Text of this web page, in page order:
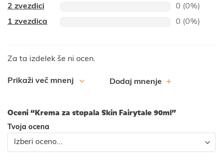
2 zvezdici
0 (0%)
1 zvezdica
0 (0%)
Za ta izdelek še ni ocen.
Prikaži več mnenj Dodaj mnenje
Oceni “Krema za stopala Skin Fairytale 90ml”
Tvoja ocena